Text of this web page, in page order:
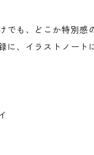
でも、どこか特別感
に、イラストノー